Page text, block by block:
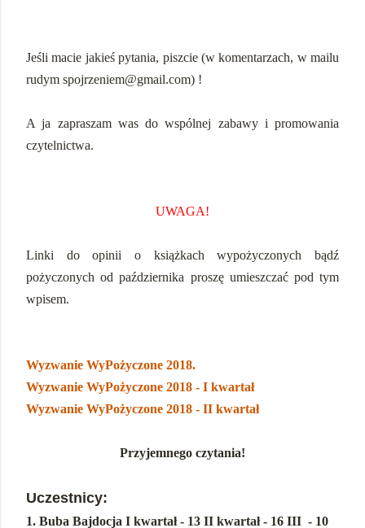
Jeśli macie jakieś pytania, piszcie (w komentarzach, w mailu
rudym spojrzeniem@gmail.com) !
A ja zapraszam was do wspólnej zabawy i promowania
czytelnictwa.
UWAGA!
Linki do opinii o książkach wypożyczonych bądź
pożyczonych od października proszę umieszczać pod tym
wpisem.
Wyzwanie WyPożyczone 2018.
Wyzwanie WyPożyczone 2018 - I kwartał
Wyzwanie WyPożyczone 2018 - II kwartał
Przyjemnego czytania!
Uczestnicy:
1. Buba Bajdocja I kwartał - 13 II kwartał - 16 III - 10